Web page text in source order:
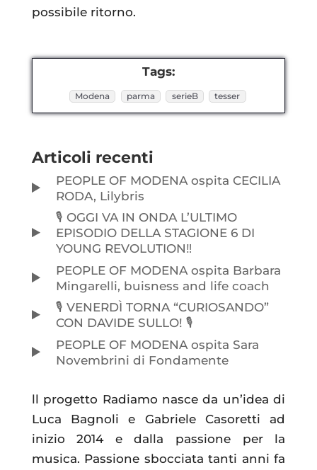
possibile ritorno.
Tags:
Modena parma serieB tesser
Articoli recenti
PEOPLE OF MODENA ospita CECILIA
RODA, Lilybris
🎙️ OGGI VA IN ONDA L’ULTIMO
EPISODIO DELLA STAGIONE 6 DI
YOUNG REVOLUTION‼️
PEOPLE OF MODENA ospita Barbara
Mingarelli, buisness and life coach
🎙️ VENERDÌ TORNA “CURIOSANDO”
CON DAVIDE SULLO! 🎙️
PEOPLE OF MODENA ospita Sara
Novembrini di Fondamente
ll progetto Radiamo nasce da un’idea di
Luca Bagnoli e Gabriele Casoretti ad
inizio 2014 e dalla passione per la
musica. Passione sbocciata tanti anni fa